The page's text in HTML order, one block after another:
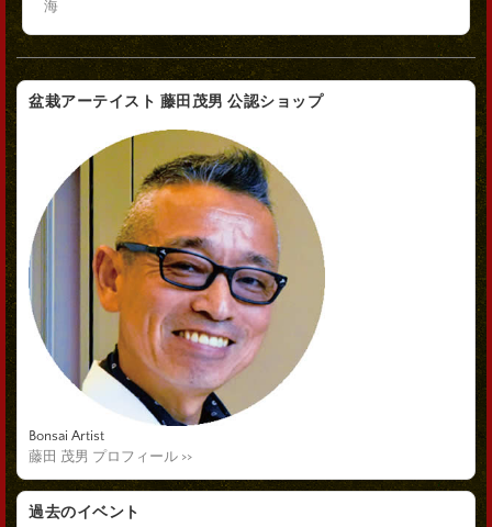
海
盆栽アーテイスト 藤田茂男 公認ショップ
Bonsai Artist
藤田 茂男 プロフィール >>
過去のイベント